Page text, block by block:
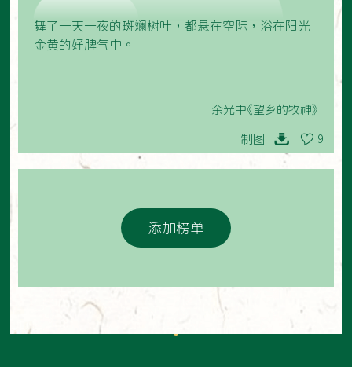
舞了一天一夜的斑斓树叶，都悬在空际，浴在阳光
金黄的好脾气中。
余光中《望乡的牧神》
制图 9
添加榜单